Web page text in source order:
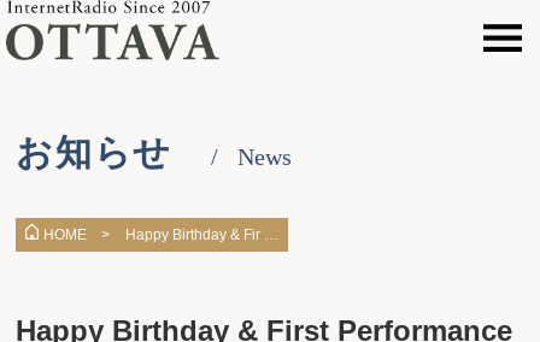
お知らせ News
HOME > Happy Birthday & Fir …
Happy Birthday & First Performance